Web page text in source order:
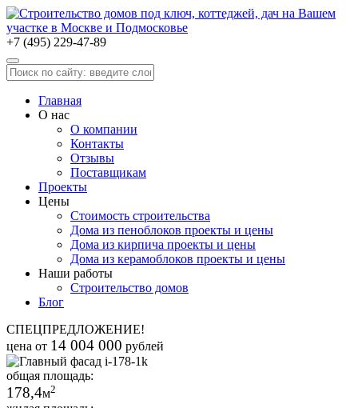
+7 (495) 229-47-89
Главная
О нас
О компании
Контакты
Отзывы
Поставщикам
Проекты
Цены
Стоимость строительства
Дома из пеноблоков проекты и цены
Дома из кирпича проекты и цены
Дома из керамоблоков проекты и цены
Наши работы
Строительство домов
Блог
СПЕЦПРЕДЛОЖЕНИЕ!
цена от 14 004 000 рублей
общая площадь:
178,4м2